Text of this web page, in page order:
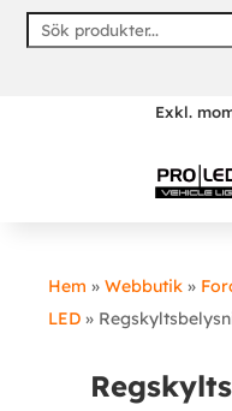
Skip
Exkl.
Hem » Webbutik »
LED »